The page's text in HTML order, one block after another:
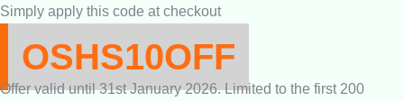
Simply apply this code at checkout
OSHS10OFF
Offer valid until 31st January 2026. Limited to the first 200